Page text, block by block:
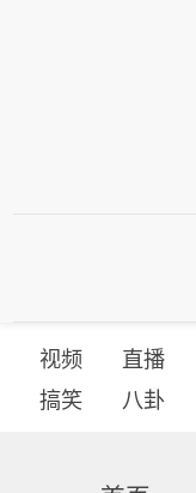
视频 直播
搞笑
八卦